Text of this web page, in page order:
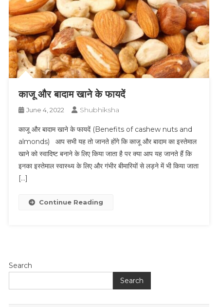
काजू और बादाम खाने के फायदें
June 4, 2022 Shubhiksha
काजू और बादाम खाने के फायदें (Benefits of cashew nuts and
almonds) आप सभी यह तो जानते होंगे कि काजू और बादाम का इस्तेमाल
खाने को स्वादिष्ट बनाने के लिए किया जाता है पर क्या आप यह जानते हैं कि
इनका इस्तेमाल स्वास्थ्य के लिए और गंभीर बीमारियों से लड़ने में भी किया जाता
[…]
Continue Reading
Search
Search